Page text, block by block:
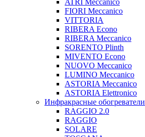
ATRI Meccanico
FIORI Meccanico
VITTORIA
RIBERA Econo
RIBERA Meccanico
SORENTO Plinth
MIVENTO Econo
NUOVO Meccanico
LUMINO Meccanico
ASTORIA Meccanico
ASTORIA Elettronico
Инфракрасные обогреватели
RAGGIO 2.0
RAGGIO
SOLARE